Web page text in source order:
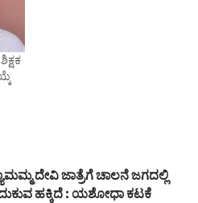
ದೇವಿ ಜಾತ್ರೆಗೆ ಚಾಲನೆ ಜಗದಲ್ಲಿ
ಹಕ್ಕಿದೆ : ಯಶೋಧಾ ಕಟಕೆ